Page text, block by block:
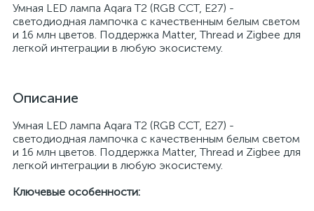
Умная LED лампа Aqara Т2 (RGB CCT, E27) -
светодиодная лампочка с качественным белым светом
и 16 млн цветов. Поддержка Matter, Thread и Zigbee для
легкой интеграции в любую экосистему.
Описание
Умная LED лампа Aqara Т2 (RGB CCT, E27) -
светодиодная лампочка с качественным белым светом
и 16 млн цветов. Поддержка Matter, Thread и Zigbee для
легкой интеграции в любую экосистему.
Ключевые особенности: